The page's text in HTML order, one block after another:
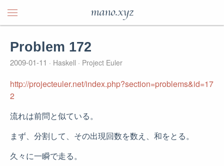
mano.xyz
Problem 172
2009-01-11 Haskell Project Euler
http://projecteuler.net/index.php?section=problems&id=17
2
流れは前問と似ている。
まず、分割して、その出現回数を数え、和をとる。
久々に一瞬で走る。